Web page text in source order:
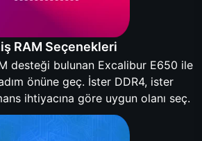
RAM Seçenekleri
desteği bulunan Excalibur E650 ile
önüne geç. İster DDR4, ister
ihtiyacına göre uygun olanı seç.